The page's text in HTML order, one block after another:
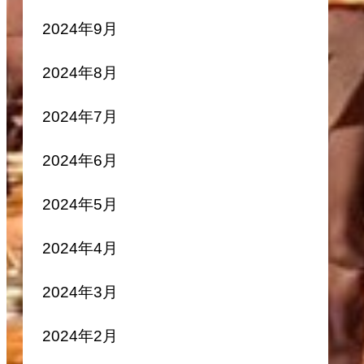
2024年9月
2024年8月
2024年7月
2024年6月
2024年5月
2024年4月
2024年3月
2024年2月